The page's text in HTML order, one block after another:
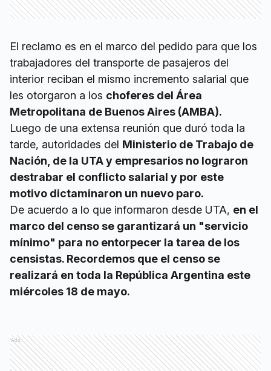
El reclamo es en el marco del pedido para que los
trabajadores del transporte de pasajeros del
interior reciban el mismo incremento salarial que
les otorgaron a los choferes del Área
Metropolitana de Buenos Aires (AMBA).
Luego de una extensa reunión que duró toda la
tarde, autoridades del Ministerio de Trabajo de
Nación, de la UTA y empresarios no lograron
destrabar el conflicto salarial y por este
motivo dictaminaron un nuevo paro.
De acuerdo a lo que informaron desde UTA, en el
marco del censo se garantizará un "servicio
mínimo" para no entorpecer la tarea de los
censistas. Recordemos que el censo se
realizará en toda la República Argentina este
miércoles 18 de mayo.
Ads